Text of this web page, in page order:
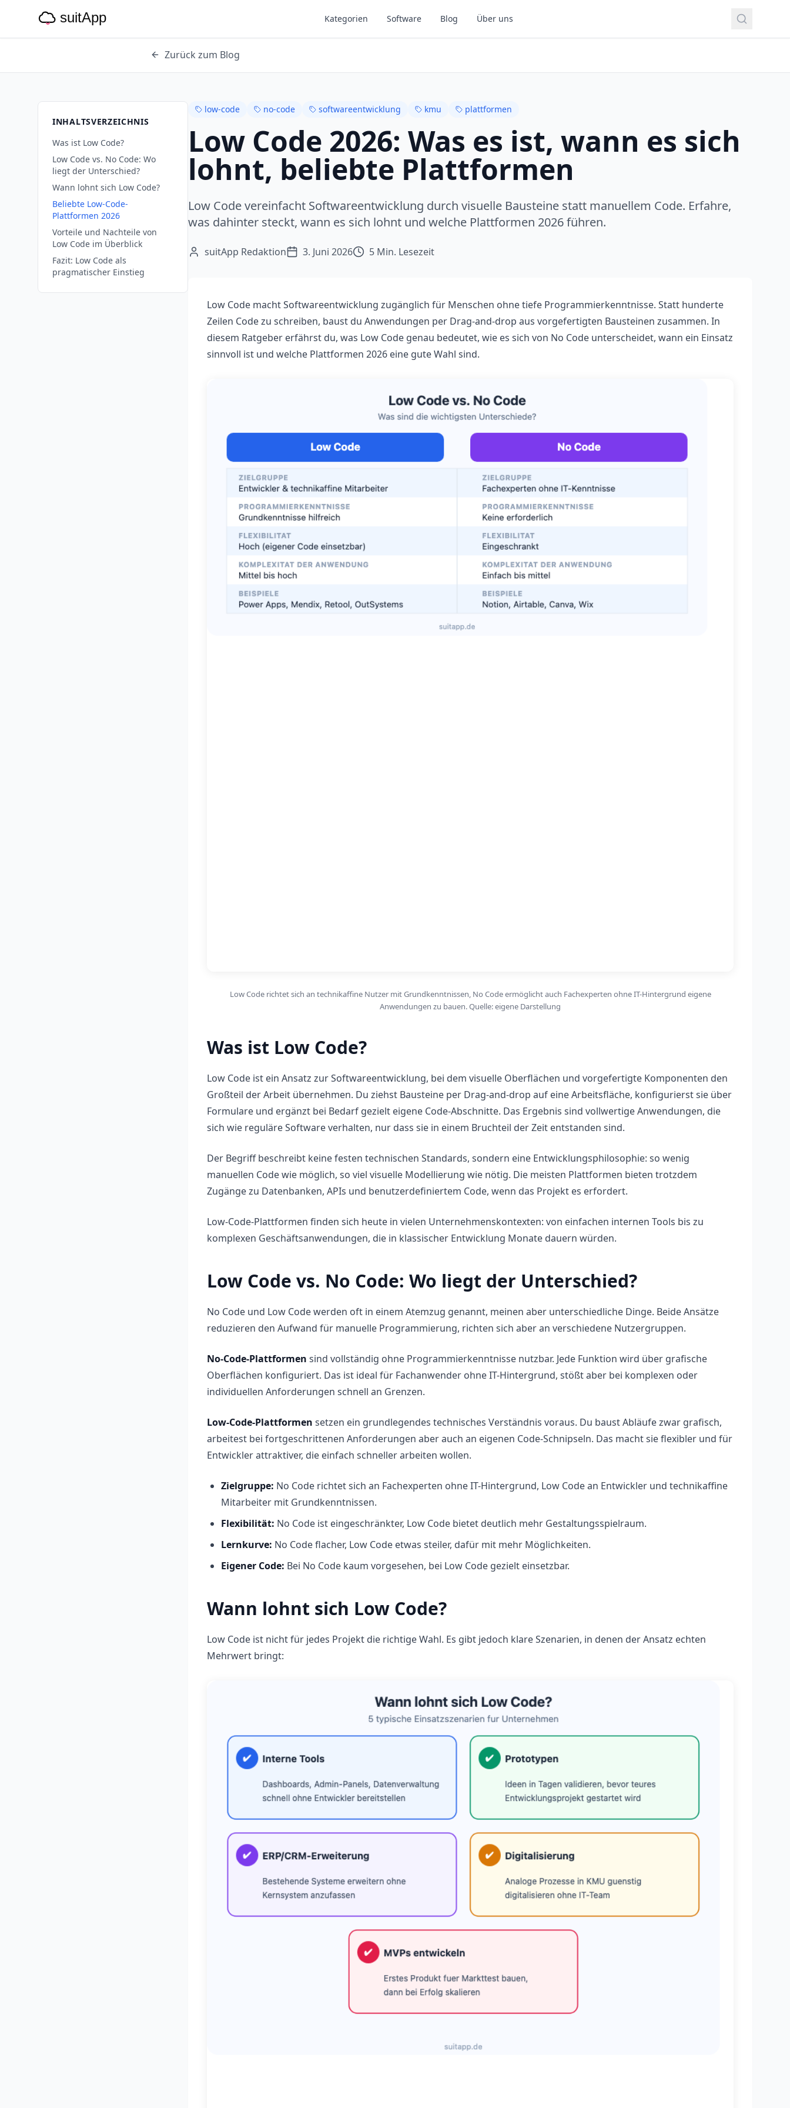
Kategorien Software Blog Über uns
Zurück zum Blog
INHALTSVERZEICHNIS
Was ist Low Code?
Low Code vs. No Code: Wo
liegt der Unterschied?
Wann lohnt sich Low Code?
Beliebte Low-Code-
Plattformen 2026
Vorteile und Nachteile von
Low Code im Überblick
Fazit: Low Code als
pragmatischer Einstieg
low-code no-code softwareentwicklung kmu plattformen
Low Code 2026: Was es ist, wann es sich
lohnt, beliebte Plattformen
Low Code vereinfacht Softwareentwicklung durch visuelle Bausteine statt manuellem Code. Erfahre,
was dahinter steckt, wann es sich lohnt und welche Plattformen 2026 führen.
suitApp Redaktion 3. Juni 2026 5 Min. Lesezeit
Low Code macht Softwareentwicklung zugänglich für Menschen ohne tiefe Programmierkenntnisse. Statt hunderte
Zeilen Code zu schreiben, baust du Anwendungen per Drag-and-drop aus vorgefertigten Bausteinen zusammen. In
diesem Ratgeber erfährst du, was Low Code genau bedeutet, wie es sich von No Code unterscheidet, wann ein Einsatz
sinnvoll ist und welche Plattformen 2026 eine gute Wahl sind.
Low Code richtet sich an technikaffine Nutzer mit Grundkenntnissen, No Code ermöglicht auch Fachexperten ohne IT-Hintergrund eigene
Anwendungen zu bauen. Quelle: eigene Darstellung
Was ist Low Code?
Low Code ist ein Ansatz zur Softwareentwicklung, bei dem visuelle Oberflächen und vorgefertigte Komponenten den
Großteil der Arbeit übernehmen. Du ziehst Bausteine per Drag-and-drop auf eine Arbeitsfläche, konfigurierst sie über
Formulare und ergänzt bei Bedarf gezielt eigene Code-Abschnitte. Das Ergebnis sind vollwertige Anwendungen, die
sich wie reguläre Software verhalten, nur dass sie in einem Bruchteil der Zeit entstanden sind.
Der Begriff beschreibt keine festen technischen Standards, sondern eine Entwicklungsphilosophie: so wenig
manuellen Code wie möglich, so viel visuelle Modellierung wie nötig. Die meisten Plattformen bieten trotzdem
Zugänge zu Datenbanken, APIs und benutzerdefiniertem Code, wenn das Projekt es erfordert.
Low-Code-Plattformen finden sich heute in vielen Unternehmenskontexten: von einfachen internen Tools bis zu
komplexen Geschäftsanwendungen, die in klassischer Entwicklung Monate dauern würden.
Low Code vs. No Code: Wo liegt der Unterschied?
No Code und Low Code werden oft in einem Atemzug genannt, meinen aber unterschiedliche Dinge. Beide Ansätze
reduzieren den Aufwand für manuelle Programmierung, richten sich aber an verschiedene Nutzergruppen.
No-Code-Plattformen sind vollständig ohne Programmierkenntnisse nutzbar. Jede Funktion wird über grafische
Oberflächen konfiguriert. Das ist ideal für Fachanwender ohne IT-Hintergrund, stößt aber bei komplexen oder
individuellen Anforderungen schnell an Grenzen.
Low-Code-Plattformen setzen ein grundlegendes technisches Verständnis voraus. Du baust Abläufe zwar grafisch,
arbeitest bei fortgeschrittenen Anforderungen aber auch an eigenen Code-Schnipseln. Das macht sie flexibler und für
Entwickler attraktiver, die einfach schneller arbeiten wollen.
Zielgruppe: No Code richtet sich an Fachexperten ohne IT-Hintergrund, Low Code an Entwickler und technikaffine
Mitarbeiter mit Grundkenntnissen.
Flexibilität: No Code ist eingeschränkter, Low Code bietet deutlich mehr Gestaltungsspielraum.
Lernkurve: No Code flacher, Low Code etwas steiler, dafür mit mehr Möglichkeiten.
Eigener Code: Bei No Code kaum vorgesehen, bei Low Code gezielt einsetzbar.
Wann lohnt sich Low Code?
Low Code ist nicht für jedes Projekt die richtige Wahl. Es gibt jedoch klare Szenarien, in denen der Ansatz echten
Mehrwert bringt: